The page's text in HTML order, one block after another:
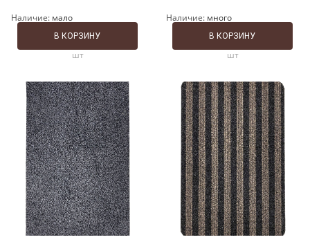
Наличие: мало
шт
В КОРЗИНУ
Наличие: много
шт
В КОРЗИНУ